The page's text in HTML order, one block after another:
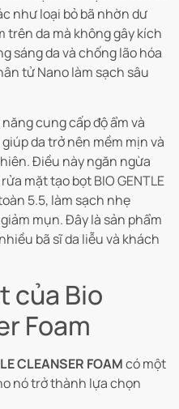
như loại bỏ bã nhờn dư
trên da mà không gây kích
sáng da và chống lão hóa
tử Nano làm sạch sâu
cung cấp độ ẩm và
da trở nên mềm mịn và
Điều này ngăn ngừa
mặt tạo bọt BIO GENTLE
5.5, làm sạch nhẹ
mụn. Đây là sản phẩm
bã sĩ da liễu và khách
của Bio
Foam
CLEANSER FOAMcó một
nó trở thành lựa chọn